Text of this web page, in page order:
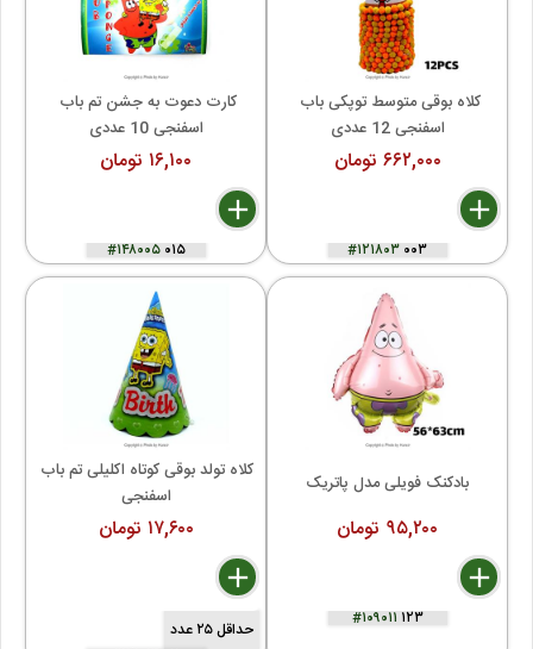
اسفنجی 10 عددی
۱۶,۱۰۰ تومان
delete
remove
add
#۱۴۸۰۰۵۰۱۵
اسفنجی 12 عددی
۶۶۲,۰۰۰ تومان
delete
remove
add
#۱۲۱۸۰۳۰۰۳
اسفنجی
۱۷,۶۰۰ تومان
delete
remove
add
حداقل ۲۵ عدد
بادکنک فویلی مدل پاتریک
۹۵,۲۰۰ تومان
delete
remove
add
#۱۰۹۰۱۱۱۲۳